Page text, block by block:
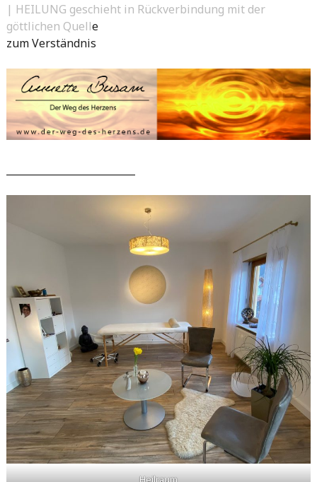
| HEILUNG geschieht in Rückverbindung mit der
göttlichen Quelle
zum Verständnis
Heilraum